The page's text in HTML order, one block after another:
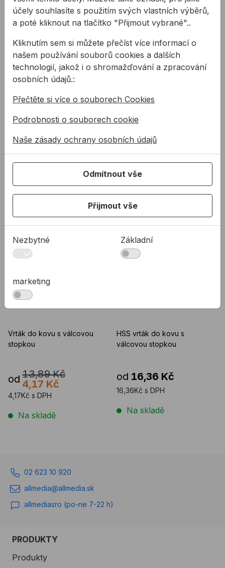
Nýtovací kleště
Potřebujete spojit dva
materiály, ale přístup z
druhé strany je nemožný?
Související produkty
Vrták do kovu PROFIL HSS černý
Vrták do kovu PROFIL
Vrták do kovu s válcovou
stopkou
od 13,89 Kč
4,17 Kč
4,17Kč s DPH
Na skladě
Vrták do kovu PROFIL
HSS vrták do kovu s
válcovou stopkou
od 16,36 Kč
16,36Kč s DPH
Na skladě
02 623 10 920
allmedia@allmedia.sk
allmediasro (po-ne 7-22 h)
PRODUKTY
Produkty
účely souhlasíte s použitím svých vlastních výběrů,
a poté kliknout na tlačítko "Přijmout vybrané"..
Kliknutím sem si můžete přečíst více informací o
našem používání souborů cookies a dalších
technologií, jakož i o shromažďování a zpracování
osobních údajů.:
Přečtěte si více o souborech Cookies
Podrobnosti o souborech cookie
Naše zásady ochrany osobních údajů
Odmítnout vše
Přijmout vše
Nezbytné Základní
marketing